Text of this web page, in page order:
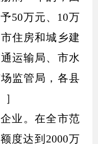
50万元、 10万
住房和城乡建
运输局、市水
监管局，各县
业。 在全市范
度达到 2000万